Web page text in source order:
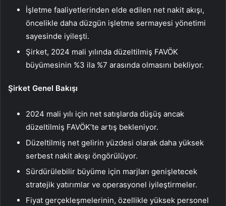
İşletme faaliyetlerinden elde edilen net nakit akışı,
öncelikle daha düzgün işletme sermayesi yönetimi
sayesinde iyileşti.
Şirket, 2024 mali yılında düzeltilmiş FAVÖK
büyümesinin %3 ila %7 arasında olmasını bekliyor.
Şirket Genel Bakışı
2024 mali yılı için net satışlarda düşüş ancak
düzeltilmiş FAVÖK’te artış bekleniyor.
Düzeltilmiş net gelirin yüzdesi olarak daha yüksek
serbest nakit akışı öngörülüyor.
Sürdürülebilir büyüme için marjları genişletecek
stratejik yatırımlar ve operasyonel iyileştirmeler.
Fiyat gerçekleşmelerinin, özellikle yüksek personel